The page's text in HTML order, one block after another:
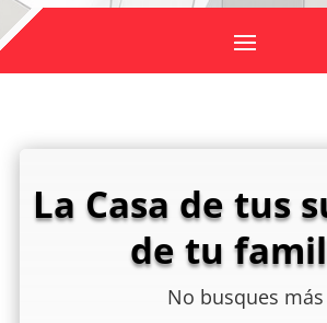
La Casa de tus
de tu
No busques más